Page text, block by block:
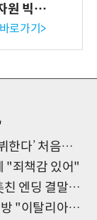
원 빅데
등급
로가기>
각뿐이었어요!”
"죄책감 있어"
딩 결말 본다
상상 못 할 일"